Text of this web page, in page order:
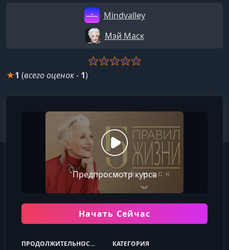
Mindvalley
Мэй Маск
★1 (всего оценок- 1)
Предпросмотр курса
Начать Сейчас
ПРОДОЛЖИТЕЛЬНОСТЬ
КАТЕГОРИЯ